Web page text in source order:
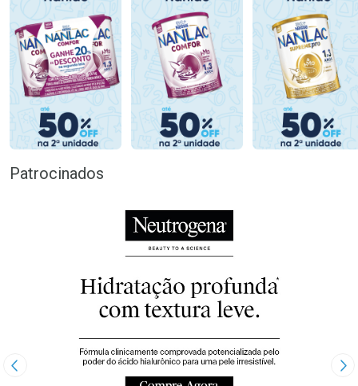
Patrocinados
Imagem Anterior